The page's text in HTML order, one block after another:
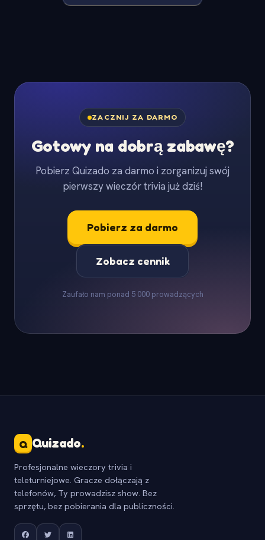
ZACZNIJ ZA DARMO
Gotowy na dobrą zabawę?
Pobierz Quizado za darmo i zorganizuj swój
pierwszy wieczór trivia już dziś!
Pobierz za darmo
Zobacz cennik
Zaufało nam ponad 5 000 prowadzących
Q Quizado.
Profesjonalne wieczory trivia i
teleturniejowe. Gracze dołączają z
telefonów, Ty prowadzisz show. Bez
sprzętu, bez pobierania dla publiczności.